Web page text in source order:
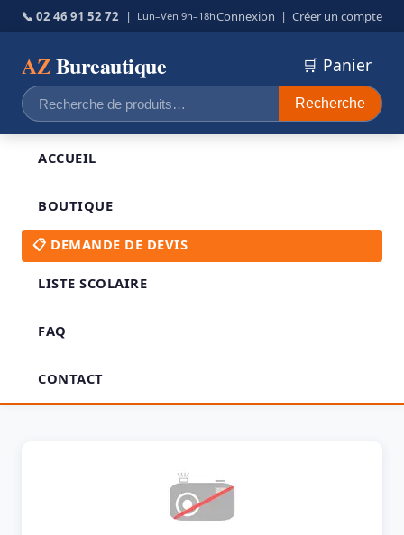
📞 02 46 91 52 72 | Lun–Ven 9h–18hConnexion | Créer un compte
AZBureautique
Recherche
pour :
Recherche
🛒 Panier
ACCUEIL
BOUTIQUE
📋 DEMANDE DE DEVIS
LISTE SCOLAIRE
FAQ
CONTACT